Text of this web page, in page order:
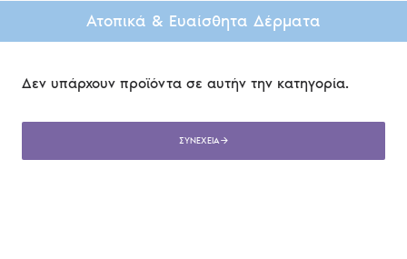
Ατοπικά & Ευαίσθητα Δέρματα
Δεν υπάρχουν προϊόντα σε αυτήν την κατηγορία.
ΣΥΝΈΧΕΙΑ